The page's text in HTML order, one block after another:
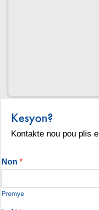
Kesyon?
Kontakte nou pou plis
Non *
Premye